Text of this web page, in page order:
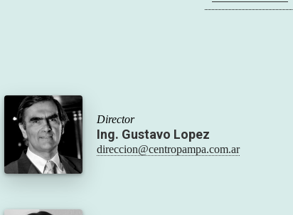
Director
Ing. Gustavo Lopez
direccion@centropampa.com.ar